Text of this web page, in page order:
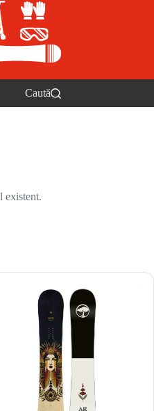
Caută
existent.